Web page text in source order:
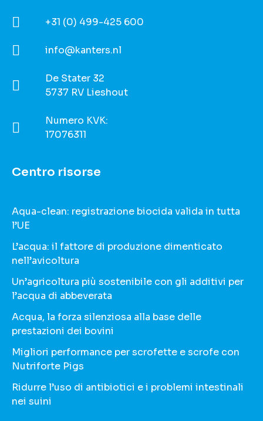
+31 (0) 499-425 600
info@kanters.nl
De Stater 32
5737 RV Lieshout
Numero KVK:
17076311
Centro risorse
Aqua-clean: registrazione biocida valida in tutta
l’UE
L’acqua: il fattore di produzione dimenticato
nell’avicoltura
Un’agricoltura più sostenibile con gli additivi per
l’acqua di abbeverata
Acqua, la forza silenziosa alla base delle
prestazioni dei bovini
Migliori performance per scrofette e scrofe con
Nutriforte Pigs
Ridurre l’uso di antibiotici e i problemi intestinali
nei suini